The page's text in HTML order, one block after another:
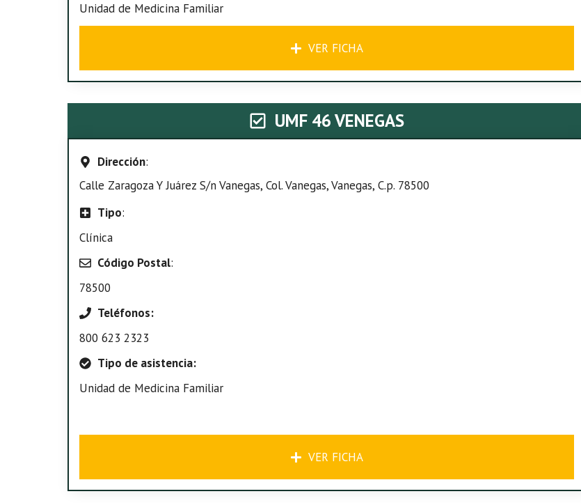
Unidad de Medicina Familiar
VER FICHA
UMF 46 VENEGAS
Dirección:
Calle Zaragoza Y Juárez S/n Vanegas, Col. Vanegas, Vanegas, C.p. 78500
Tipo:
Clínica
Código Postal:
78500
Teléfonos:
800 623 2323
Tipo de asistencia:
Unidad de Medicina Familiar
VER FICHA